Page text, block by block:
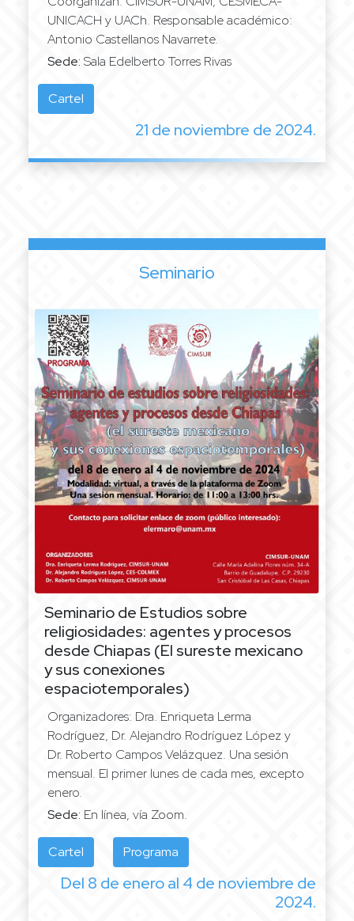
UNICACH y UACh. Responsable académico:
Antonio Castellanos Navarrete.
Sede: Sala Edelberto Torres Rivas
Cartel
21 de noviembre de 2024.
Seminario
Seminario de Estudios sobre
religiosidades: agentes y procesos
desde Chiapas (El sureste mexicano
y sus conexiones
espaciotemporales)
Organizadores: Dra. Enriqueta Lerma
Rodríguez, Dr. Alejandro Rodríguez López y
Dr. Roberto Campos Velázquez. Una sesión
mensual. El primer lunes de cada mes, excepto
enero.
Sede: En línea, vía Zoom.
Cartel Programa
Del 8 de enero al 4 de noviembre de
2024.